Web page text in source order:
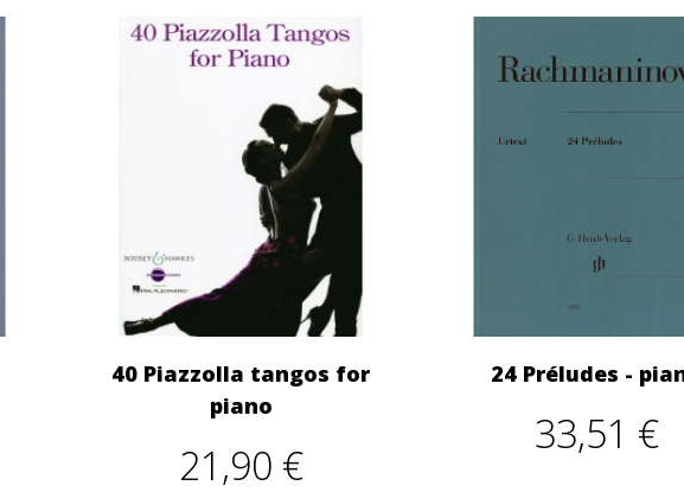
40 Piazzolla tangos for
piano
21,90 €
24 Préludes -
33,51 €